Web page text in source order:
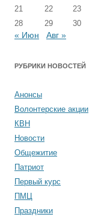
21
22 23
28
29 30
« Июн Авг »
РУБРИКИ НОВОСТЕЙ
Анонсы
Волонтерские акции
КВН
Новости
Общежитие
Патриот
Первый курс
ПМЦ
Праздники